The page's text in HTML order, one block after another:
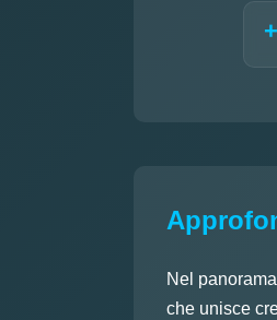
Nel
che unisce